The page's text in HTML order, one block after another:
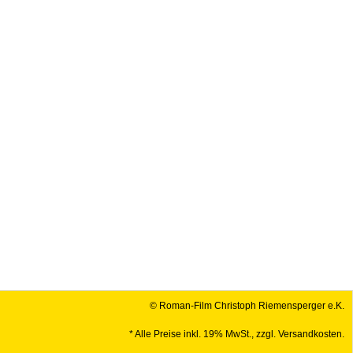
© Roman-Film Christoph Riemensperger e.K.
* Alle Preise inkl. 19% MwSt., zzgl. Versandkosten.